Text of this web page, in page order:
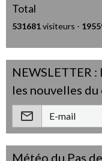
Total
531681visiteurs -
NEWSLETTER
les nouvelles du
Météo du Pas